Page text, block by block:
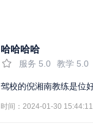
哈哈哈哈
服务 5.0 教学 5.0
驾校的倪湘南教练是位
时间：2024-01-30 15:44:11